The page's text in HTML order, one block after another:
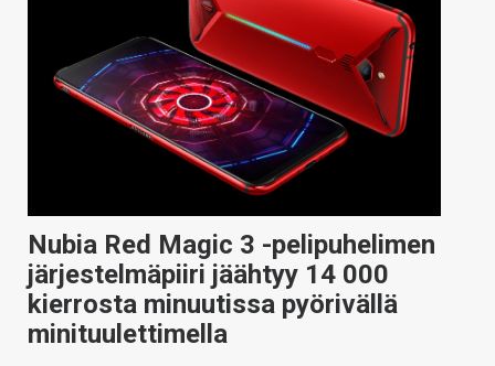
Nubia Red Magic 3 -pelipuhelimen
järjestelmäpiiri jäähtyy 14 000
kierrosta minuutissa pyörivällä
minituulettimella